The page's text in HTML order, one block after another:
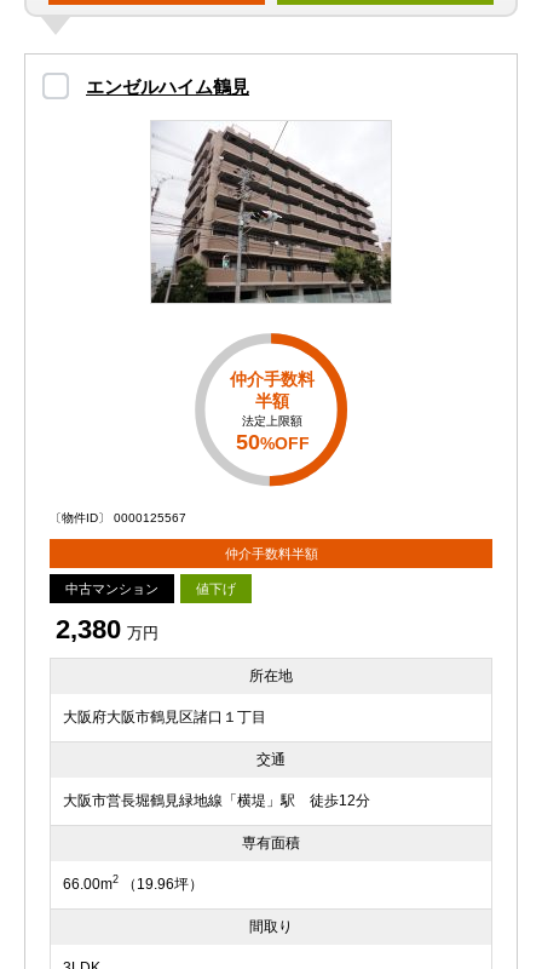
エンゼルハイム鶴見
仲介手数料
半額
法定上限額
50%OFF
〔物件ID〕 0000125567
仲介手数料半額
中古マンション 値下げ
2,380 万円
所在地
大阪府大阪市鶴見区諸口１丁目
交通
大阪市営長堀鶴見緑地線「横堤」駅 徒歩12分
専有面積
66.00m2 （19.96坪）
間取り